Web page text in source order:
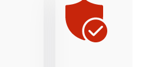
шанс помочь
заслуженную